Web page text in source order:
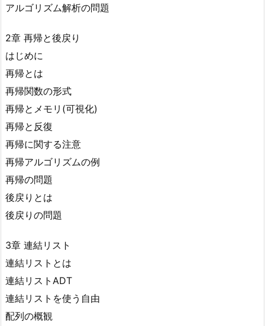
アルゴリズム解析の問題
2章 再帰と後戻り
はじめに
再帰とは
再帰関数の形式
再帰とメモリ(可視化)
再帰と反復
再帰に関する注意
再帰アルゴリズムの例
再帰の問題
後戻りとは
後戻りの問題
3章 連結リスト
連結リストとは
連結リストADT
連結リストを使う自由
配列の概観